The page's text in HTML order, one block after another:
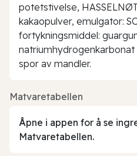
potetstivelse,
kakaopulver, emulgator:
fortykningsmiddel:
natriumhydrogenkarbonat
spor av mandler.
Matvaretabellen
Åpne i appen for å se
Matvaretabellen.